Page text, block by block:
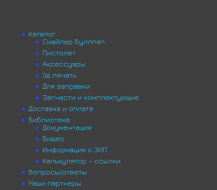
Каталог
Снайпер буллпап
Пистолет
Аксессуары
3д печать
Для заправки
Запчасти и комплектующие
Доставка и оплата
Библиотека
Документация
Видео
Информация о ЗИП
Калькулятор – ссылки
Вопросы/ответы
Наши партнеры